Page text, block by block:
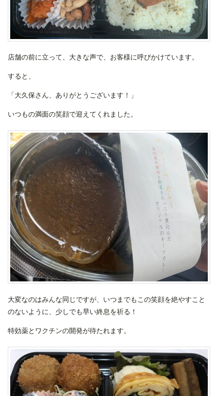
店舗の前に立って、大きな声で、お客様に呼びかけています。
すると、
「大久保さん、ありがとうございます！」
いつもの満面の笑顔で迎えてくれました。
大変なのはみんな同じですが、いつまでもこの笑顔を絶やすこと
のないように、少しでも早い終息を祈る！
特効薬とワクチンの開発が待たれます。